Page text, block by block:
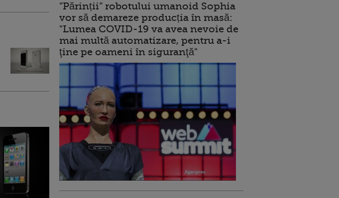
”Părinții” robotului umanoid Sophia
vor să demareze producția în masă:
"Lumea COVID-19 va avea nevoie de
mai multă automatizare, pentru a-i
ţine pe oameni în siguranţă"